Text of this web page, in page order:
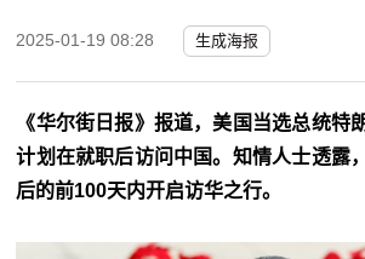
2025-01-19 08:28 生成海报
《华尔街日报》报道，美国当选总统特
计划在就职后访问中国。知情人士透露
后的前100天内开启访华之行。